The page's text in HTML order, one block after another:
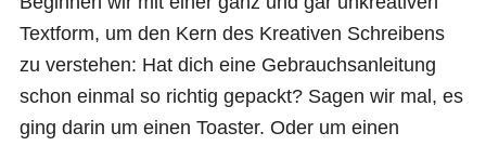
Textform, um den Kern des Kreativen Schreibens
zu verstehen: Hat dich eine Gebrauchsanleitung
schon einmal so richtig gepackt? Sagen wir mal, es
ging darin um einen Toaster. Oder um einen